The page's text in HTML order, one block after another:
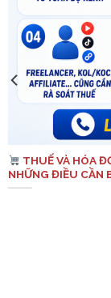
THUẾ VÀ HÓA
NHỮNG ĐIỀU